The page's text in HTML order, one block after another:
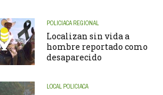
POLICIACA REGIONAL
Localizan sin vida a
hombre reportado como
desaparecido
LOCAL POLICIACA